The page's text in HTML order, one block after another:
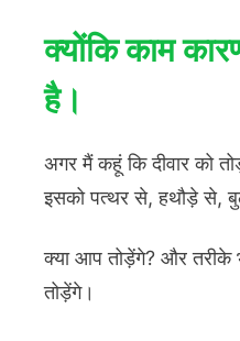
क्योंकि काम
है।
अगर मैं कहूं कि दीवार को
इसको पत्थर से, हथौड़े से,
क्या आप तोड़ेंगे? और तरीके
तोड़ेंगे।